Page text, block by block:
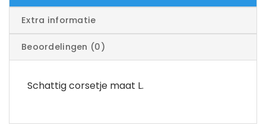
Extra informatie
Beoordelingen (0)
Schattig corsetje maat L.